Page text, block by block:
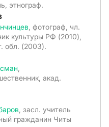
этнограф.
, фотограф, чл.
культуры РФ (2010),
обл. (2003).
акад.
, засл. учитель
гражданин Читы